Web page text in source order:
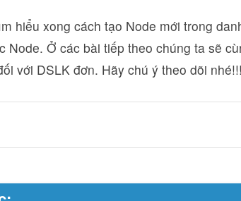
hiểu xong cách tạo Node mới trong
Node. Ở các bài tiếp theo chúng ta sẽ
với DSLK đơn. Hãy chú ý theo dõi nhé!!!